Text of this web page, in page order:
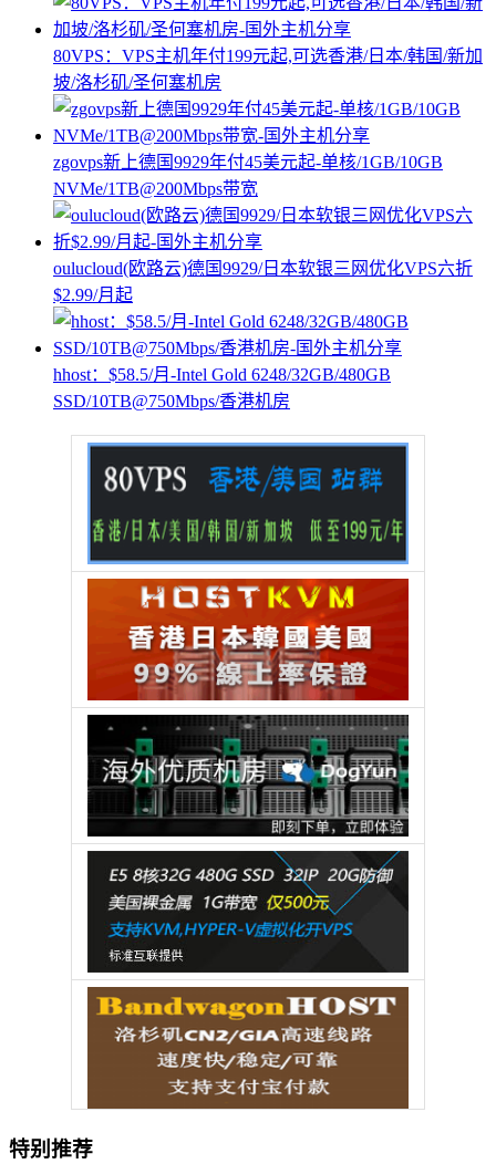
80VPS：VPS主机年付199元起,可选香港/日本/韩国/新加
坡/洛杉矶/圣何塞机房
zgovps新上德国9929年付45美元起-单核/1GB/10GB
NVMe/1TB@200Mbps带宽
oulucloud(欧路云)德国9929/日本软银三网优化VPS六折
$2.99/月起
hhost：$58.5/月-Intel Gold 6248/32GB/480GB
SSD/10TB@750Mbps/香港机房
特别推荐